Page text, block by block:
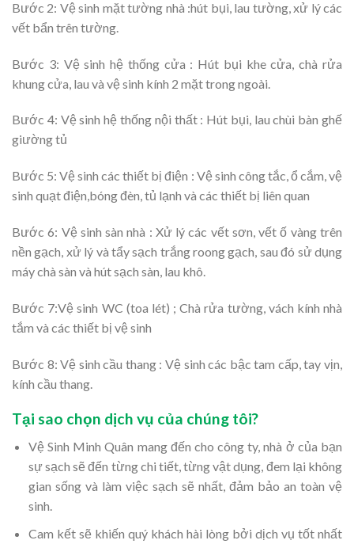
Bước 2: Vệ sinh mặt tường nhà :hút bụi, lau tường, xử lý các
vết bẩn trên tường.
Bước 3: Vệ sinh hệ thống cửa : Hút bụi khe cửa, chà rửa
khung cửa, lau và vệ sinh kính 2 mặt trong ngoài.
Bước 4: Vệ sinh hệ thống nội thất : Hút bụi, lau chùi bàn ghế
giường tủ
Bước 5: Vệ sinh các thiết bị điện : Vệ sinh công tắc, ổ cắm, vệ
sinh quạt điện,bóng đèn, tủ lạnh và các thiết bị liên quan
Bước 6: Vệ sinh sàn nhà : Xử lý các vết sơn, vết ố vàng trên
nền gạch, xử lý và tẩy sạch trắng roong gạch, sau đó sử dụng
máy chà sàn và hút sạch sàn, lau khô.
Bước 7:Vệ sinh WC (toa lét) ; Chà rửa tường, vách kính nhà
tắm và các thiết bị vệ sinh
Bước 8: Vệ sinh cầu thang : Vệ sinh các bậc tam cấp, tay vịn,
kính cầu thang.
Tại sao chọn dịch vụ của chúng tôi?
Vệ Sinh Minh Quân mang đến cho công ty, nhà ở của bạn
sự sạch sẽ đến từng chi tiết, từng vật dụng, đem lại không
gian sống và làm việc sạch sẽ nhất, đảm bảo an toàn vệ
sinh.
Cam kết sẽ khiến quý khách hài lòng bởi dịch vụ tốt nhất